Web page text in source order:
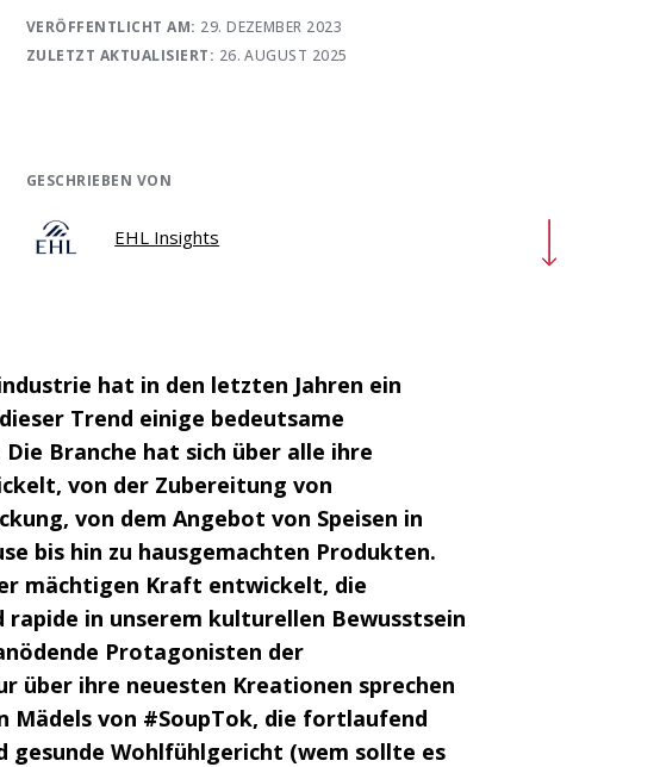
VERÖFFENTLICHT AM: 29. DEZEMBER 2023
ZULETZT AKTUALISIERT: 26. AUGUST 2025
GESCHRIEBEN VON
EHL Insights
hat in den letzten Jahren ein
Trend einige bedeutsame
Branche hat sich über alle ihre
von der Zubereitung von
von dem Angebot von Speisen in
bis hin zu hausgemachten Produkten.
mächtigen Kraft entwickelt, die
in unserem kulturellen Bewusstsein
Protagonisten der
über ihre neuesten Kreationen sprechen
Mädels von #SoupTok, die fortlaufend
gesunde Wohlfühlgericht (wem sollte es